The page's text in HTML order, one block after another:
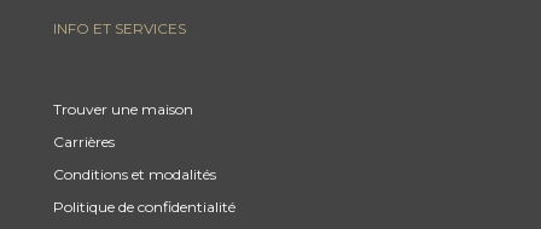
INFO ET SERVICES
Trouver une maison
Carrières
Conditions et modalités
Politique de confidentialité